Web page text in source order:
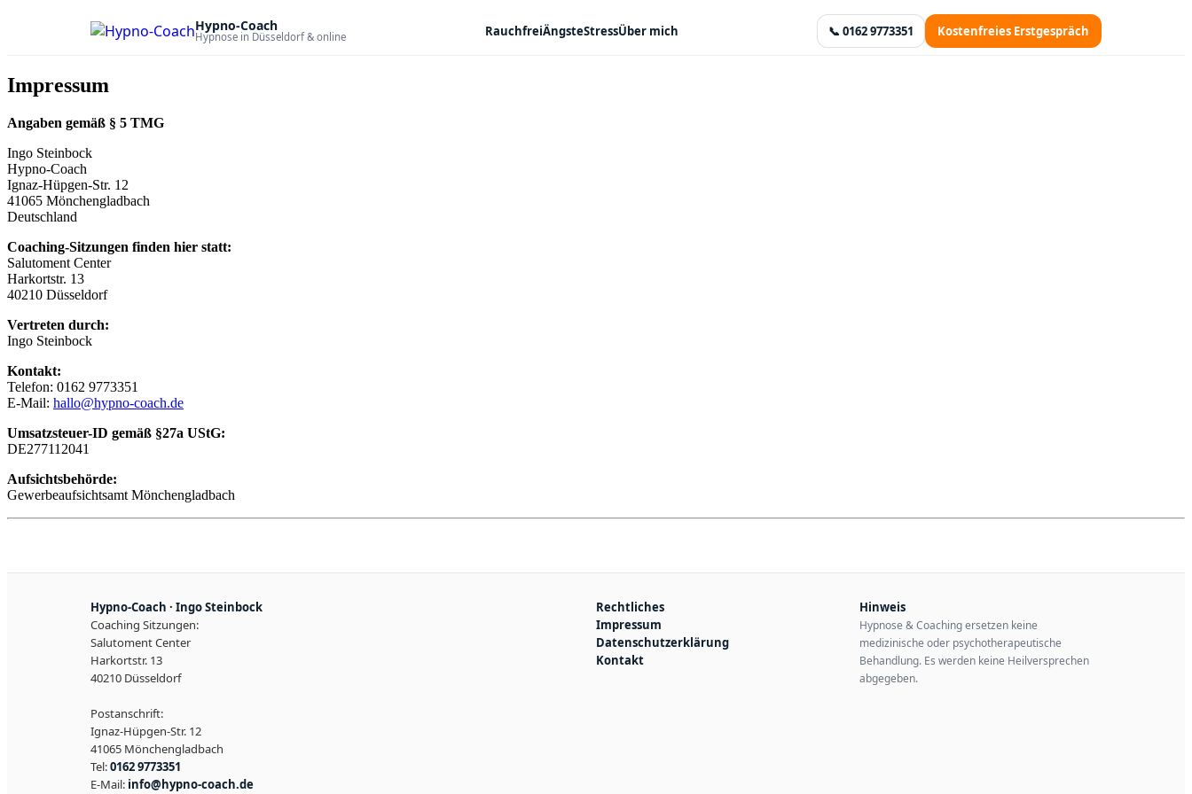
Hypno-Coach
Hypnose in Düsseldorf & online RauchfreiÄngsteStressÜber mich 📞 0162 9773351 Kostenfreies Erstgespräch
Impressum
Angaben gemäß § 5 TMG
Ingo Steinbock
Hypno-Coach
Ignaz-Hüpgen-Str. 12
41065 Mönchengladbach
Deutschland
Coaching-Sitzungen finden hier statt:
Salutoment Center
Harkortstr. 13
40210 Düsseldorf
Vertreten durch:
Ingo Steinbock
Kontakt:
Telefon: 0162 9773351
E-Mail: hallo@hypno-coach.de
Umsatzsteuer-ID gemäß §27a UStG:
DE277112041
Aufsichtsbehörde:
Gewerbeaufsichtsamt Mönchengladbach
Hypno-Coach · Ingo Steinbock
Coaching Sitzungen:
Salutoment Center
Harkortstr. 13
40210 Düsseldorf
Postanschrift:
Ignaz-Hüpgen-Str. 12
41065 Mönchengladbach
Tel:0162 9773351
E-Mail: info@hypno-coach.de
Rechtliches
Impressum
Datenschutzerklärung
Kontakt
Hinweis
Hypnose & Coaching ersetzen keine
medizinische oder psychotherapeutische
Behandlung. Es werden keine Heilversprechen
abgegeben.